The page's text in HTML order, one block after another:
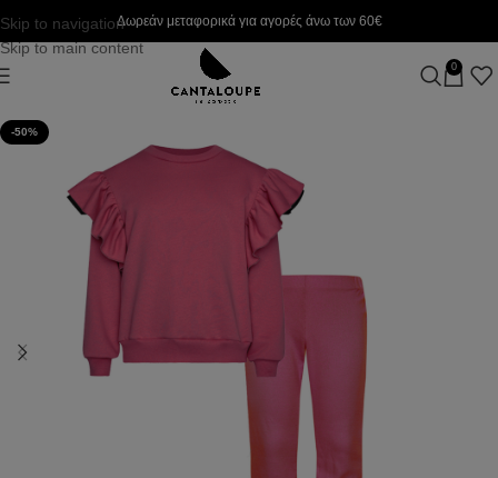
Skip to navigation
Skip to main content
Δωρεάν μεταφορικά για αγορές άνω των 60€
0
-50%